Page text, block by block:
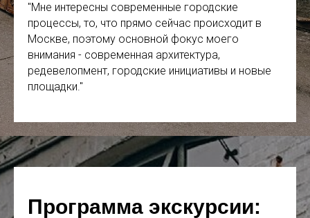
"Мне интересны современные городские
процессы, то, что прямо сейчас происходит в
Москве, поэтому основной фокус моего
внимания - современная архитектура,
редевелопмент, городские инициативы и новые
площадки."
Программа экскурсии: